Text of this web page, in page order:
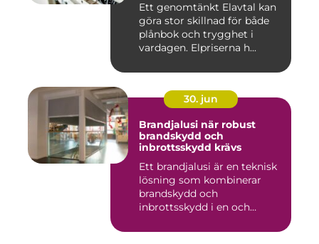
Ett genomtänkt Elavtal kan
göra stor skillnad för både
plånbok och trygghet i
vardagen. Elpriserna h...
30. jun
Brandjalusi när robust
brandskydd och
inbrottsskydd krävs
Ett brandjalusi är en teknisk
lösning som kombinerar
brandskydd och
inbrottsskydd i en och